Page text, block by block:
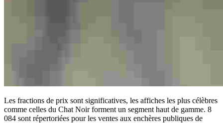
Les fractions de prix sont significatives, les affiches les plus célèbres
comme celles du Chat Noir forment un segment haut de gamme. 8
084 sont répertoriées pour les ventes aux enchères publiques de